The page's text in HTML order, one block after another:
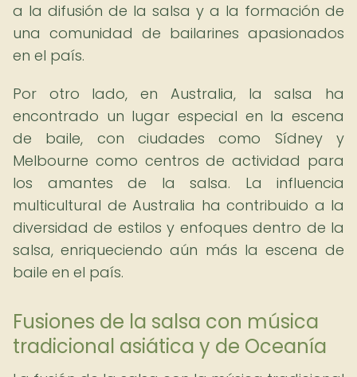
a la difusión de la salsa y a la formación de
una comunidad de bailarines apasionados
en el país.
Por otro lado, en Australia, la salsa ha
encontrado un lugar especial en la escena
de baile, con ciudades como Sídney y
Melbourne como centros de actividad para
los amantes de la salsa. La influencia
multicultural de Australia ha contribuido a la
diversidad de estilos y enfoques dentro de la
salsa, enriqueciendo aún más la escena de
baile en el país.
Fusiones de la salsa con música
tradicional asiática y de Oceanía